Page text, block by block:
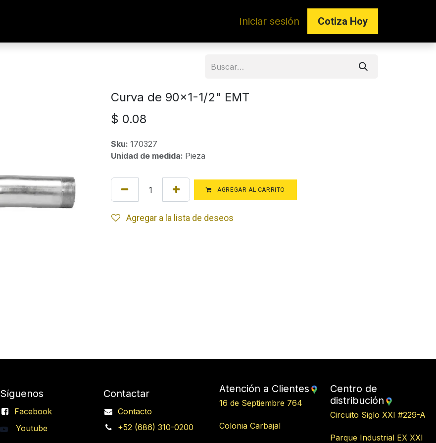
Iniciar sesión Co​​tiza Hoy
Curva de 90x1-1/2" EMT
$ 0.08
Sku: 170327
Unidad de medida: Pieza
AGREGAR AL CARRITO
Agregar a la lista de deseos
Contactar
Contacto
+52 (686) 310-0200
Síguenos
Facebook
Youtube
Atención a Clientes
16 de Septiembre 764
Colonia Carbajal
Centro de
distribución
Circuito Siglo XXI #229-A
Parque Industrial EX XXI